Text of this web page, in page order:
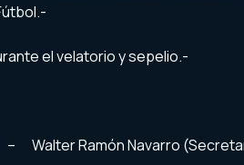
el velatorio y sepelio.-
Walter Ramón Navarro